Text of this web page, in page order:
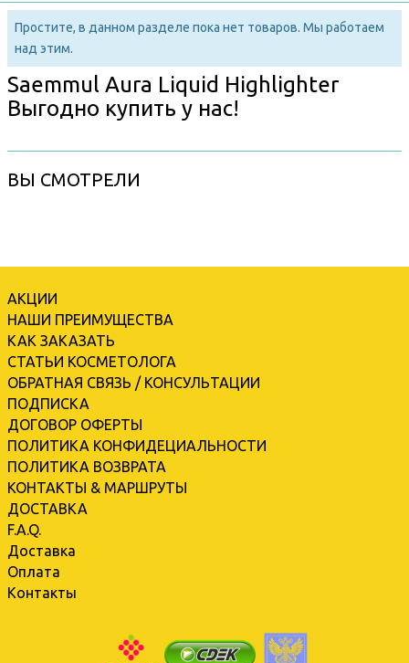
Простите, в данном разделе пока нет товаров. Мы работаем
над этим.
Saemmul Aura Liquid Highlighter
Выгодно купить у нас!
ВЫ СМОТРЕЛИ
АКЦИИ
НАШИ ПРЕИМУЩЕСТВА
КАК ЗАКАЗАТЬ
СТАТЬИ КОСМЕТОЛОГА
ОБРАТНАЯ СВЯЗЬ / КОНСУЛЬТАЦИИ
ПОДПИСКА
ДОГОВОР ОФЕРТЫ
ПОЛИТИКА КОНФИДЕЦИАЛЬНОСТИ
ПОЛИТИКА ВОЗВРАТА
КОНТАКТЫ & МАРШРУТЫ
ДОСТАВКА
F.A.Q.
Доставка
Оплата
Контакты